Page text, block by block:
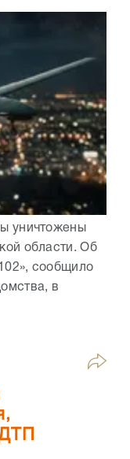
уничтожены
области. Об
сообщило
в